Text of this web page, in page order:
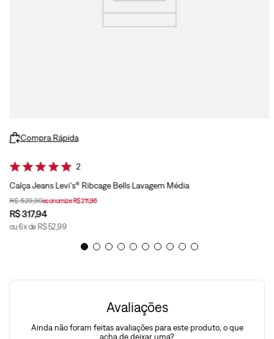
Compra Rápida
2
Calça Jeans Levi's® Ribcage Bells Lavagem Média
R$ 529,90economizeR$211,96
R$317,94
ou6x de R$ 52,99
Avaliações
Ainda não foram feitas avaliações para este produto, o que
acha de deixar uma?